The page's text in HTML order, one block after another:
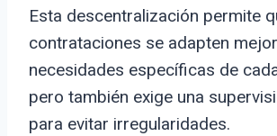
Esta descentralización permite
contrataciones se adapten
necesidades específicas de
pero también exige una
para evitar irregularidades.